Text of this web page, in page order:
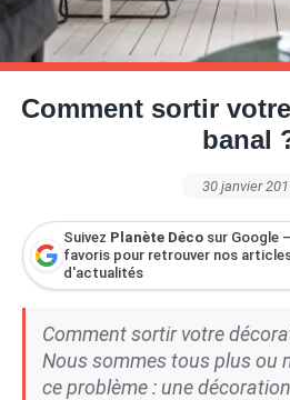
Petite Surface
Piscine
Revue De Week End
Tiny House
Comment sortir
banal
30 janvier
Suivez Planète Déco sur Google
favoris pour retrouver nos
d'actualités
Comment sortir votre
Nous sommes tous plus ou
ce problème : une